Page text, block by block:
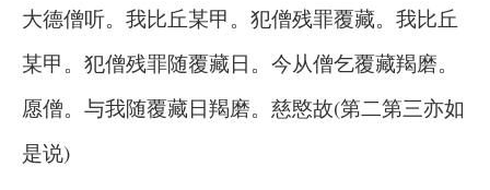
大德僧听。我比丘某甲。犯僧残罪覆藏。我比丘
某甲。犯僧残罪随覆藏日。今从僧乞覆藏羯磨。
愿僧。与我随覆藏日羯磨。慈愍故(第二第三亦如
是说)